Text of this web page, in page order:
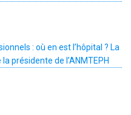
: où en est l’hôpital ? La
présidente de l’ANMTEPH